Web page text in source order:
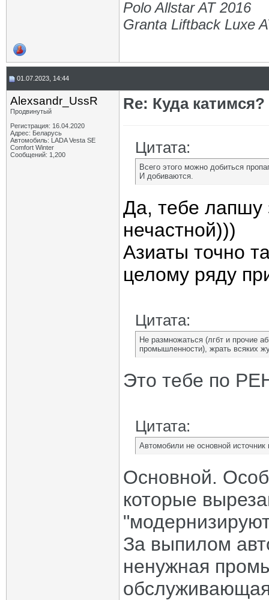
Polo Allstar AT 2016
Granta Liftback Luxe
01.07.2023, 14:44
Alexsandr_UssR
Продвинутый
Регистрация: 16.04.2020
Адрес: Беларусь
Автомобиль: LADA Vesta SE
Comfort Winter
Сообщений: 1,200
Re: Куда катимся?
Цитата:
Всего этого можно добиться
И добиваются.
Да, тебе лапшу
нечастной)))
Азиаты точно
целому ряду
Цитата:
Не размножаться (лгбт и прочие
промышленности), жрать всяких
Это тебе по
Цитата:
Автомобили не основной источник
Основной.
которые
За выпилом
ненужная